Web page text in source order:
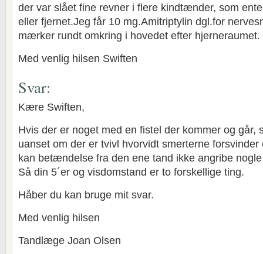
der var slået fine revner i flere kindtænder, som
eller fjernet.Jeg får 10 mg.Amitriptylin dgl.for
mærker rundt omkring i hovedet efter hjerneraumet.
Med venlig hilsen Swiften
Svar:
Kære Swiften,
Hvis der er noget med en fistel der kommer og går,
uanset om der er tvivl hvorvidt smerterne
kan betændelse fra den ene tand ikke angribe
Så din 5´er og visdomstand er to forskellige ting.
Håber du kan bruge mit svar.
Med venlig hilsen
Tandlæge Joan Olsen